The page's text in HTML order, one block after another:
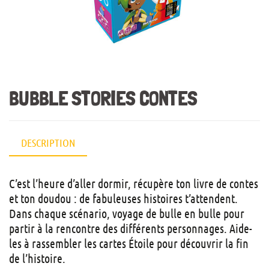
BUBBLE STORIES CONTES
DESCRIPTION
C’est l’heure d’aller dormir, récupère ton livre de contes
et ton doudou : de fabuleuses histoires t’attendent.
Dans chaque scénario, voyage de bulle en bulle pour
partir à la rencontre des différents personnages. Aide-
les à rassembler les cartes Étoile pour découvrir la fin
de l’histoire.